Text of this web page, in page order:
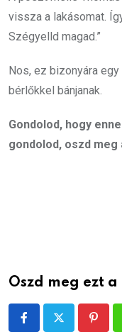
vissza a lakásomat.
Szégyelld magad.”
Nos, ez bizonyára
bérlőkkel bánjanak.
Gondolod, hogy
gondolod, oszd meg
Oszd meg ezt